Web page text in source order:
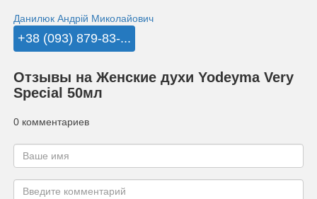
Данилюк Андрій Миколайович
+38 (093) 879-83-...
Отзывы на Женские духи Yodeyma Very
Special 50мл
0 комментариев